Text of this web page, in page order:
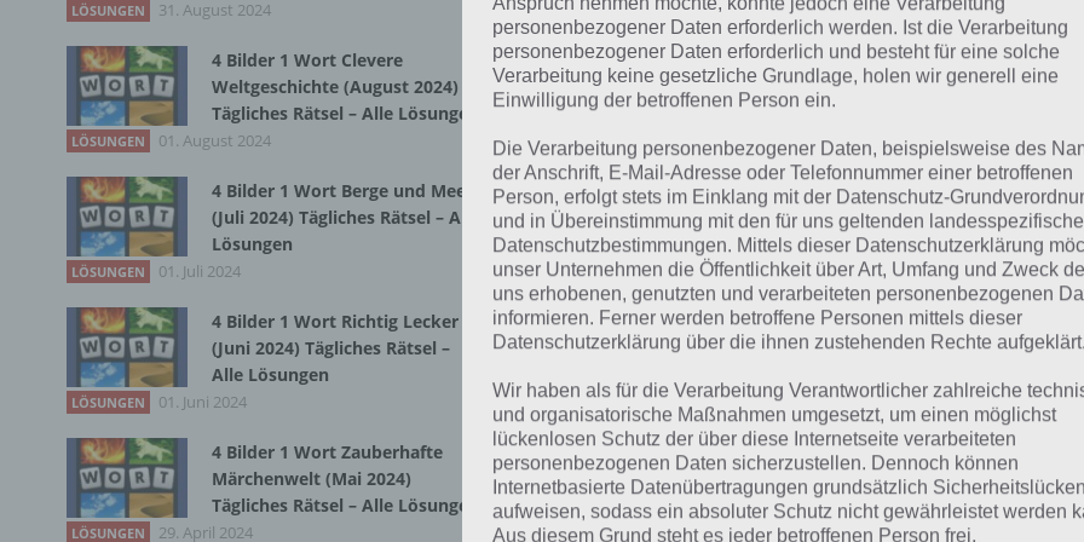
Bei dieser Lösung handelt es sich um das tägliche Bonus
wir noch die Links beispielsweise zum täglichen Rätsel und
Tägliches Rätsel:Zur Lösung vom 26.11.2023
Rätsel aus dem Jahr 2022:Schau mal, was vor einem Jahr,
Lösung gesucht war
Zur Übersicht:4 Bilder 1 Wort Lösungen zu Plitsch-Platsch
LÖSUNGEN 31. August 2024
4 Bilder 1 Wort Clevere
Weltgeschichte (August 2024)
Tägliches Rätsel – Alle Lösungen
LÖSUNGEN 01. August 2024
4 Bilder 1 Wort Berge und Meer
(Juli 2024) Tägliches Rätsel – Alle
Lösungen
LÖSUNGEN 01. Juli 2024
4 Bilder 1 Wort Richtig Lecker
(Juni 2024) Tägliches Rätsel –
Alle Lösungen
LÖSUNGEN 01. Juni 2024
4 Bilder 1 Wort Zauberhafte
Märchenwelt (Mai 2024)
Tägliches Rätsel – Alle Lösungen
LÖSUNGEN 29. April 2024
personenbezogener Daten erforderlich werden. Ist die Verarbeitung
personenbezogener Daten erforderlich und besteht für eine solche
Verarbeitung keine gesetzliche Grundlage, holen wir generell eine
Einwilligung der betroffenen Person ein.
Die Verarbeitung personenbezogener Daten, beispielsweise des
der Anschrift, E-Mail-Adresse oder Telefonnummer einer betroffenen
Person, erfolgt stets im Einklang mit der Datenschutz-
und in Übereinstimmung mit den für uns geltenden
Datenschutzbestimmungen. Mittels dieser Datenschutzerklärung
unser Unternehmen die Öffentlichkeit über Art, Umfang und Zweck
uns erhobenen, genutzten und verarbeiteten personenbezogenen
informieren. Ferner werden betroffene Personen mittels dieser
Datenschutzerklärung über die ihnen zustehenden Rechte aufgeklärt.
Wir haben als für die Verarbeitung Verantwortlicher zahlreiche
und organisatorische Maßnahmen umgesetzt, um einen möglichst
lückenlosen Schutz der über diese Internetseite verarbeiteten
personenbezogenen Daten sicherzustellen. Dennoch können
Internetbasierte Datenübertragungen grundsätzlich Sicherheitslücken
aufweisen, sodass ein absoluter Schutz nicht gewährleistet werden
Aus diesem Grund steht es jeder betroffenen Person frei,